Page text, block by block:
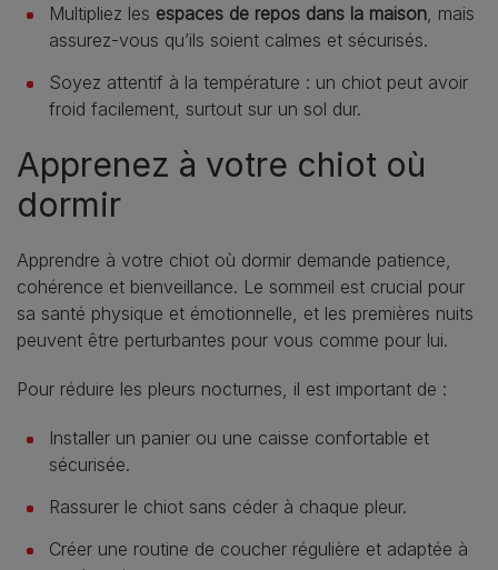
Multipliez les espaces de repos dans la maison , mais
assurez-vous qu’ils soient calmes et sécurisés.
Soyez attentif à la température : un chiot peut avoir
froid facilement, surtout sur un sol dur.
Apprenez à votre chiot où
dormir
Apprendre à votre chiot où dormir demande patience,
cohérence et bienveillance. Le sommeil est crucial pour
sa santé physique et émotionnelle, et les premières nuits
peuvent être perturbantes pour vous comme pour lui.
Pour réduire les pleurs nocturnes, il est important de :
Installer un panier ou une caisse confortable et
sécurisée.
Rassurer le chiot sans céder à chaque pleur.
Créer une routine de coucher régulière et adaptée à